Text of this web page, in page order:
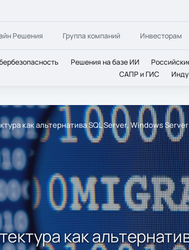
Решения Группа компаний Инвесторам
Решения на базе ИИ
САПР и ГИС
как альтернатива SQL Server, Windows
как